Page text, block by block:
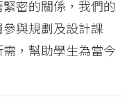
密的關係，我們的
與規劃及設計課
，幫助學生為當今